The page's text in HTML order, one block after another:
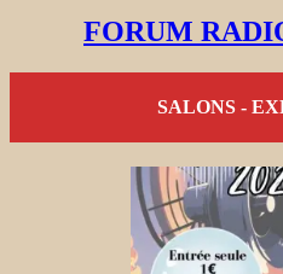
FORUM
SALONS -